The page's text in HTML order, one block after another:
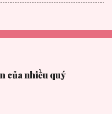
của nhiều quý